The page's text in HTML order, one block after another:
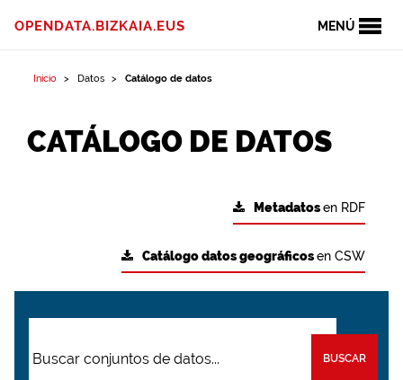
MENÚ
OPENDATA.BIZKAIA.EUS
Inicio Datos Catálogo de datos
CATÁLOGO DE DATOS
Metadatosen RDF
Catálogo datos geográficosen CSW
BUSCAR